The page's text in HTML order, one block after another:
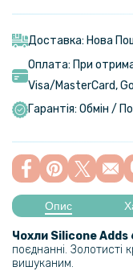
Гідрогелева плівка
Гідрогелева плівка
Матова
Доставка: Нова
Оплата: При
Visa/MasterСard,
Гарантія: Обмін /
Опис
Чохли Silicone Adds
поєднанні. Золотисті
вишуканим.